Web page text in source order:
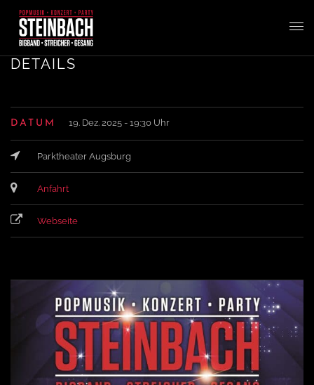
g
n
a
DETAILS
DATUM 19. Dez. 2025 - 19:30 Uhr
Parktheater Augsburg
Anfahrt
Webseite